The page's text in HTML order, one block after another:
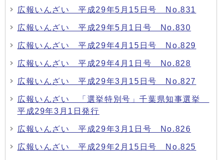
広報いんざい 平成29年5月15日号 No.831
広報いんざい 平成29年5月1日号 No.830
広報いんざい 平成29年4月15日号 No.829
広報いんざい 平成29年4月1日号 No.828
広報いんざい 平成29年3月15日号 No.827
広報いんざい 「選挙特別号」千葉県知事選挙
平成29年3月1日発行
広報いんざい 平成29年3月1日号 No.826
広報いんざい 平成29年2月15日号 No.825